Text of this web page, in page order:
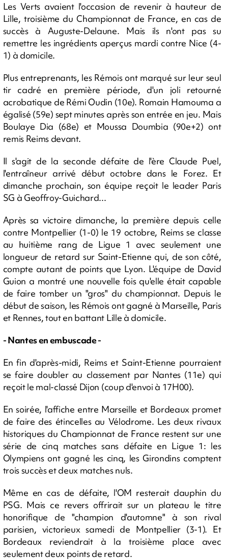
Les Verts avaient l'occasion de revenir à hauteur de
Lille, troisième du Championnat de France, en cas de
succès à Auguste-Delaune. Mais ils n'ont pas su
remettre les ingrédients aperçus mardi contre Nice (4-
1) à domicile.
Plus entreprenants, les Rémois ont marqué sur leur seul
tir cadré en première période, d'un joli retourné
acrobatique de Rémi Oudin (10e). Romain Hamouma a
égalisé (59e) sept minutes après son entrée en jeu. Mais
Boulaye Dia (68e) et Moussa Doumbia (90e+2) ont
remis Reims devant.
Il s'agit de la seconde défaite de l'ère Claude Puel,
l'entraîneur arrivé début octobre dans le Forez. Et
dimanche prochain, son équipe reçoit le leader Paris
SG à Geoffroy-Guichard...
Après sa victoire dimanche, la première depuis celle
contre Montpellier (1-0) le 19 octobre, Reims se classe
au huitième rang de Ligue 1 avec seulement une
longueur de retard sur Saint-Etienne qui, de son côté,
compte autant de points que Lyon. L'équipe de David
Guion a montré une nouvelle fois qu'elle était capable
de faire tomber un "gros" du championnat. Depuis le
début de saison, les Rémois ont gagné à Marseille, Paris
et Rennes, tout en battant Lille à domicile.
- Nantes en embuscade -
En fin d'après-midi, Reims et Saint-Etienne pourraient
se faire doubler au classement par Nantes (11e) qui
reçoit le mal-classé Dijon (coup d'envoi à 17H00).
En soirée, l'affiche entre Marseille et Bordeaux promet
de faire des étincelles au Vélodrome. Les deux rivaux
historiques du Championnat de France restent sur une
série de cinq matches sans défaite en Ligue 1: les
Olympiens ont gagné les cinq, les Girondins comptent
trois succès et deux matches nuls.
Même en cas de défaite, l'OM resterait dauphin du
PSG. Mais ce revers offrirait sur un plateau le titre
honorifique de "champion d'automne" à son rival
parisien, victorieux samedi de Montpellier (3-1). Et
Bordeaux reviendrait à la troisième place avec
seulement deux points de retard.